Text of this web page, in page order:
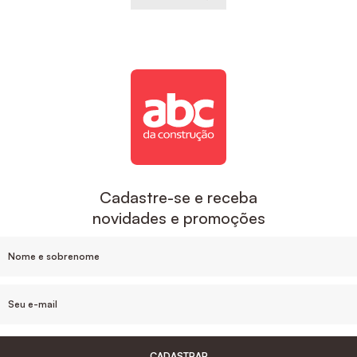
Cadastre-se e receba
novidades e promoções